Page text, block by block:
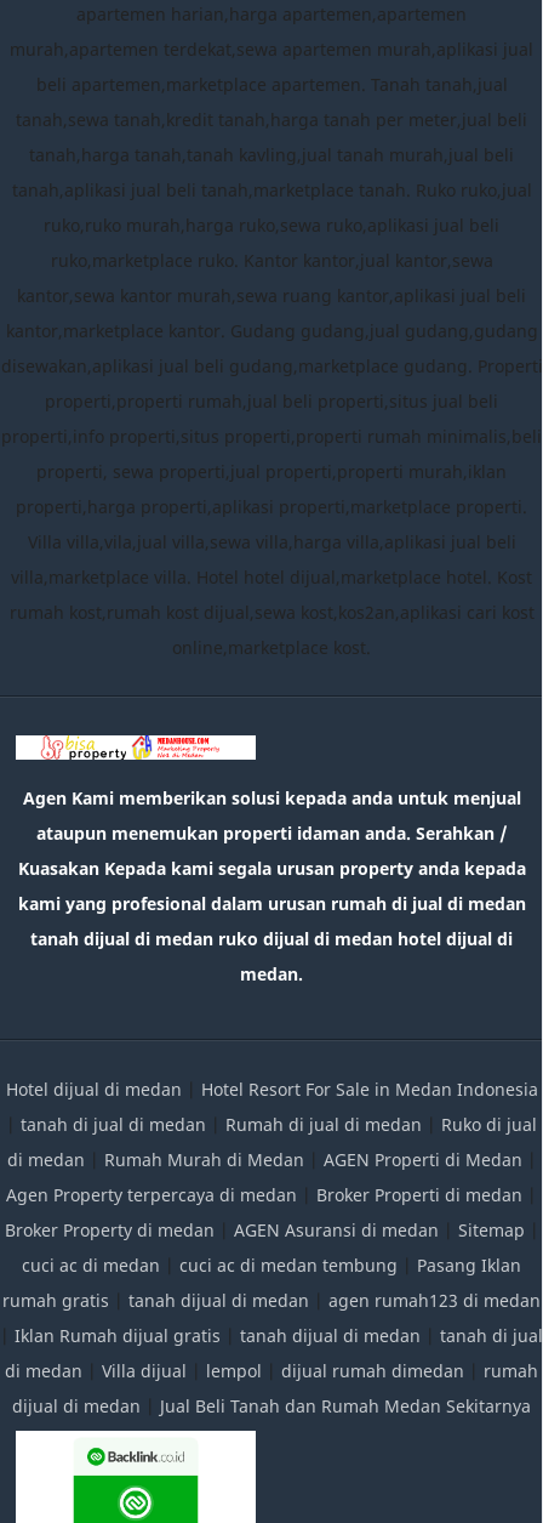
apartemen harian,harga apartemen,apartemen
murah,apartemen terdekat,sewa apartemen murah,aplikasi jual
beli apartemen,marketplace apartemen. Tanah tanah,jual
tanah,sewa tanah,kredit tanah,harga tanah per meter,jual beli
tanah,harga tanah,tanah kavling,jual tanah murah,jual beli
tanah,aplikasi jual beli tanah,marketplace tanah. Ruko ruko,jual
ruko,ruko murah,harga ruko,sewa ruko,aplikasi jual beli
ruko,marketplace ruko. Kantor kantor,jual kantor,sewa
kantor,sewa kantor murah,sewa ruang kantor,aplikasi jual beli
kantor,marketplace kantor. Gudang gudang,jual gudang,gudang
disewakan,aplikasi jual beli gudang,marketplace gudang. Properti
properti,properti rumah,jual beli properti,situs jual beli
properti,info properti,situs properti,properti rumah minimalis,beli
properti, sewa properti,jual properti,properti murah,iklan
properti,harga properti,aplikasi properti,marketplace properti.
Villa villa,vila,jual villa,sewa villa,harga villa,aplikasi jual beli
villa,marketplace villa. Hotel hotel dijual,marketplace hotel. Kost
rumah kost,rumah kost dijual,sewa kost,kos2an,aplikasi cari kost
online,marketplace kost.
Agen Kami memberikan solusi kepada anda untuk menjual
ataupun menemukan properti idaman anda. Serahkan /
Kuasakan Kepada kami segala urusan property anda kepada
kami yang profesional dalam urusan rumah di jual di medan
tanah dijual di medan ruko dijual di medan hotel dijual di
medan.
Hotel dijual di medan | Hotel Resort For Sale in Medan Indonesia
| tanah di jual di medan | Rumah di jual di medan | Ruko di jual
di medan | Rumah Murah di Medan | AGEN Properti di Medan |
Agen Property terpercaya di medan | Broker Properti di medan |
Broker Property di medan | AGEN Asuransi di medan | Sitemap |
cuci ac di medan | cuci ac di medan tembung | Pasang Iklan
rumah gratis | tanah dijual di medan | agen rumah123 di medan
| Iklan Rumah dijual gratis | tanah dijual di medan | tanah di jual
di medan | Villa dijual | lempol | dijual rumah dimedan | rumah
dijual di medan | Jual Beli Tanah dan Rumah Medan Sekitarnya